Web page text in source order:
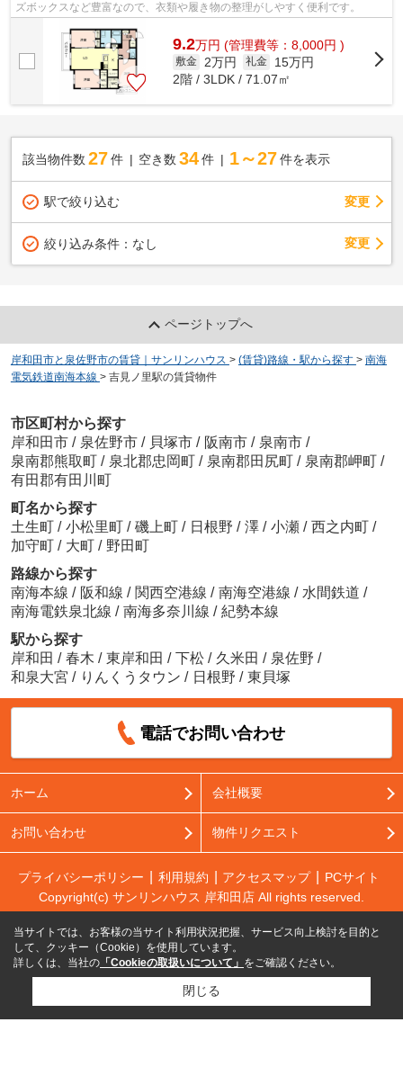
ズボックスなど豊富なので、衣類や履き物の整理がしやすく便利です。
9.2万円 (管理費等：8,000円 )
敷金 2万円 礼金
15万円
2階 / 3LDK / 71.07㎡
該当物件数 27件 空き数 34 件 1～27 件を表示
駅で絞り込む 変更
絞り込み条件： なし 変更
ページトップへ
岸和田市と泉佐野市の賃貸｜サンリンハウス > (賃貸)路線・駅から探す > 南海
電気鉄道南海本線 > 吉見ノ里駅の賃貸物件
市区町村から探す
岸和田市 / 泉佐野市 / 貝塚市 / 阪南市 / 泉南市 /
泉南郡熊取町 / 泉北郡忠岡町 / 泉南郡田尻町 / 泉南郡岬町 /
有田郡有田川町
町名から探す
土生町 / 小松里町 / 磯上町 / 日根野 / 澤 / 小瀬 / 西之内町 /
加守町 / 大町 / 野田町
路線から探す
南海本線 / 阪和線 / 関西空港線 / 南海空港線 / 水間鉄道 /
南海電鉄泉北線 / 南海多奈川線 / 紀勢本線
駅から探す
岸和田 / 春木 / 東岸和田 / 下松 / 久米田 / 泉佐野 /
和泉大宮 / りんくうタウン / 日根野 / 東貝塚
電話でお問い合わせ
ホーム 会社概要
お問い合わせ 物件リクエスト
プライバシーポリシー 利用規約 アクセスマップ
PCサイト
Copyright(c) サンリンハウス 岸和田店 All rights reserved.
当サイトでは、お客様の当サイト利用状況把握、サービス向上検討を目的と
して、クッキー（Cookie）を使用しています。
詳しくは、当社の 「Cookieの取扱いについて」 をご確認ください。
閉じる